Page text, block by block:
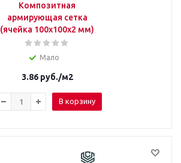
Композитная
армирующая сетка
(ячейка 100х100х2 мм)
Мало
3.86руб./м2
В корзину